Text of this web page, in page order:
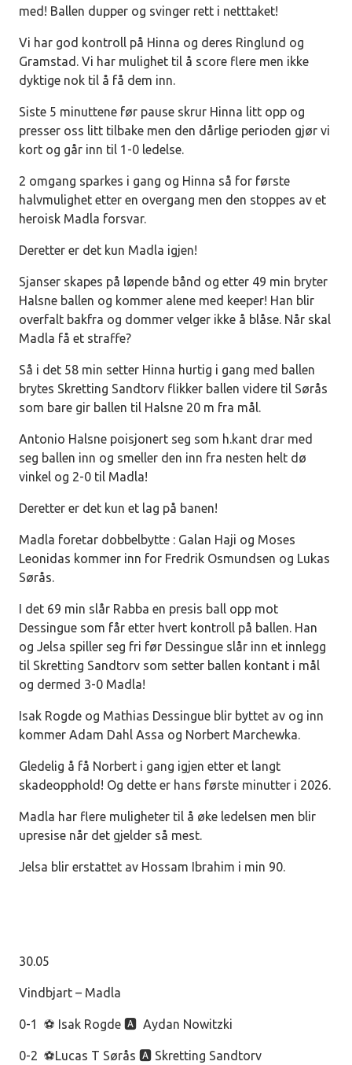
med! Ballen dupper og svinger rett i netttaket!
Vi har god kontroll på Hinna og deres Ringlund og
Gramstad. Vi har mulighet til å score flere men ikke
dyktige nok til å få dem inn.
Siste 5 minuttene før pause skrur Hinna litt opp og
presser oss litt tilbake men den dårlige perioden gjør vi
kort og går inn til 1-0 ledelse.
2 omgang sparkes i gang og Hinna så for første
halvmulighet etter en overgang men den stoppes av et
heroisk Madla forsvar.
Deretter er det kun Madla igjen!
Sjanser skapes på løpende bånd og etter 49 min bryter
Halsne ballen og kommer alene med keeper! Han blir
overfalt bakfra og dommer velger ikke å blåse. Når skal
Madla få et straffe?
Så i det 58 min setter Hinna hurtig i gang med ballen
brytes Skretting Sandtorv flikker ballen videre til Sørås
som bare gir ballen til Halsne 20 m fra mål.
Antonio Halsne poisjonert seg som h.kant drar med
seg ballen inn og smeller den inn fra nesten helt dø
vinkel og 2-0 til Madla!
Deretter er det kun et lag på banen!
Madla foretar dobbelbytte : Galan Haji og Moses
Leonidas kommer inn for Fredrik Osmundsen og Lukas
Sørås.
I det 69 min slår Rabba en presis ball opp mot
Dessingue som får etter hvert kontroll på ballen. Han
og Jelsa spiller seg fri før Dessingue slår inn et innlegg
til Skretting Sandtorv som setter ballen kontant i mål
og dermed 3-0 Madla!
Isak Rogde og Mathias Dessingue blir byttet av og inn
kommer Adam Dahl Assa og Norbert Marchewka.
Gledelig å få Norbert i gang igjen etter et langt
skadeopphold! Og dette er hans første minutter i 2026.
Madla har flere muligheter til å øke ledelsen men blir
upresise når det gjelder så mest.
Jelsa blir erstattet av Hossam Ibrahim i min 90.
30.05
Vindbjart – Madla
0-1 ⚽ Isak Rogde 🅰️ Aydan Nowitzki
0-2 ⚽Lucas T Sørås 🅰️ Skretting Sandtorv